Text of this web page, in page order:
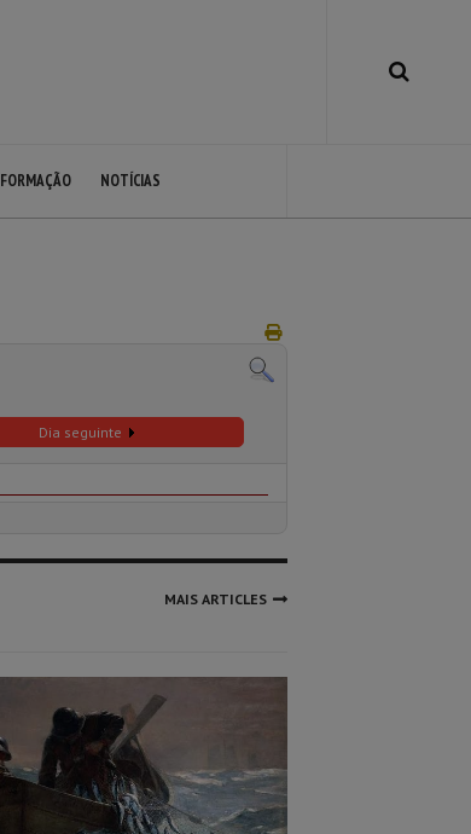
FORMAÇÃO NOTÍCIAS
Dia seguinte
MAIS ARTICLES